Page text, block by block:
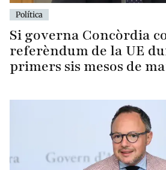
Política
Si governa Concòrdia
referèndum de la UE
primers sis mesos de